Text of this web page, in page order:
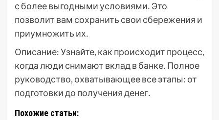
с более выгодными условиями․ Это
позволит вам сохранить свои сбережения и
приумножить их․
Описание: Узнайте, как происходит процесс,
когда люди снимают вклад в банке․ Полное
руководство, охватывающее все этапы: от
подготовки до получения денег․
Похожие статьи: